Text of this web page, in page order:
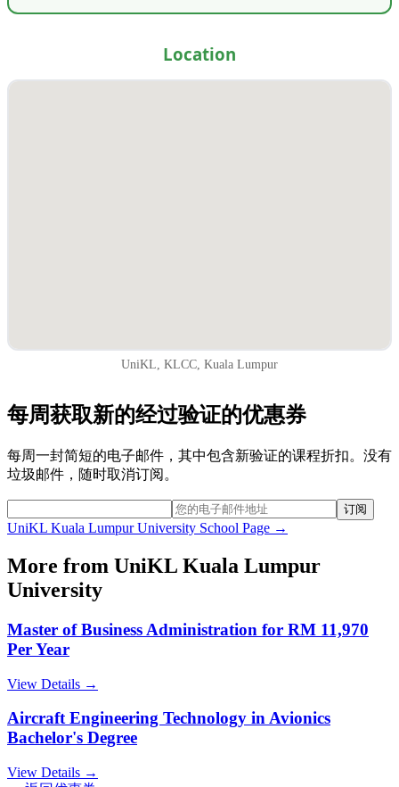
Location
UniKL, KLCC, Kuala Lumpur
每周获取新的经过验证的优惠券
每周一封简短的电子邮件，其中包含新验证的课程折扣。没有
垃圾邮件，随时取消订阅。
订阅
UniKL Kuala Lumpur University School Page →
More from UniKL Kuala Lumpur
University
Master of Business Administration for RM 11,970
Per Year
View Details →
Aircraft Engineering Technology in Avionics
Bachelor's Degree
View Details →